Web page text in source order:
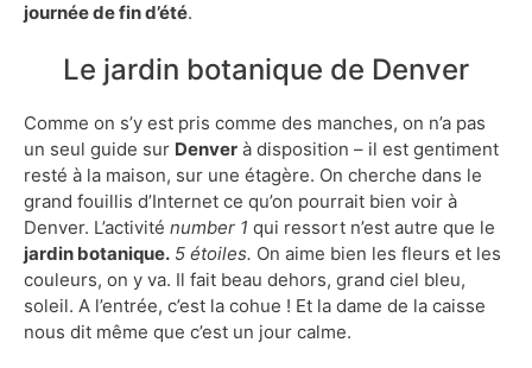
journée de fin d’été.
Le jardin botanique de Denver
Comme on s’y est pris comme des manches, on n’a pas
un seul guide sur Denver à disposition – il est gentiment
resté à la maison, sur une étagère. On cherche dans le
grand fouillis d’Internet ce qu’on pourrait bien voir à
Denver. L’activité number 1 qui ressort n’est autre que le
jardin botanique. 5 étoiles. On aime bien les fleurs et les
couleurs, on y va. Il fait beau dehors, grand ciel bleu,
soleil. A l’entrée, c’est la cohue ! Et la dame de la caisse
nous dit même que c’est un jour calme.